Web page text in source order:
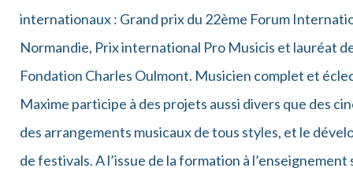
internationaux : Grand prix du 22ème Forum
Normandie, Prix international Pro Musicis et lauréat
Fondation Charles Oulmont. Musicien complet et
Maxime participe à des projets aussi divers que des
des arrangements musicaux de tous styles, et le
de festivals. A l’issue de la formation à l’enseignement